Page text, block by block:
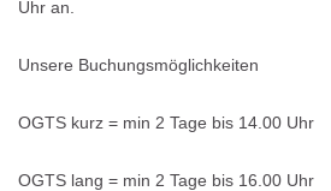
Uhr an.
Unsere Buchungsmöglichkeiten
OGTS kurz = min 2 Tage bis 14.00 Uhr
OGTS lang = min 2 Tage bis 16.00 Uhr